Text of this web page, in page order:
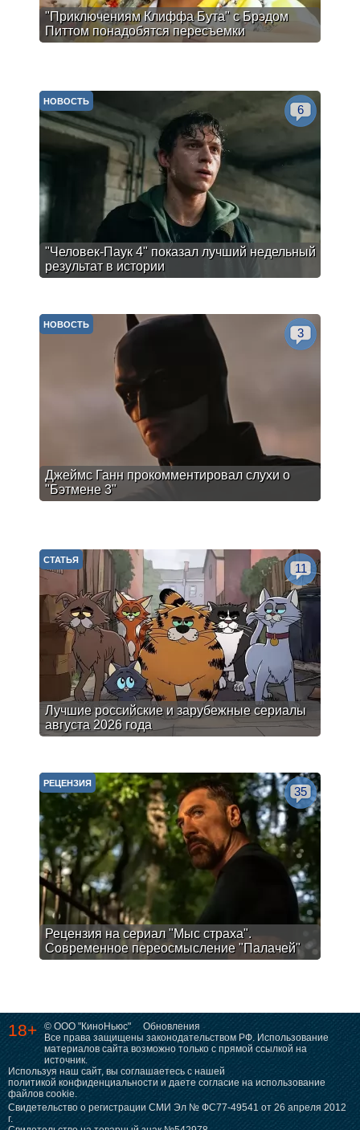
"Приключениям Клиффа Бута" с Брэдом
Питтом понадобятся пересъемки
"Человек-Паук 4" показал лучший недельный
результат в истории
НОВОСТЬ
6
Джеймс Ганн прокомментировал слухи о
"Бэтмене 3"
НОВОСТЬ
3
Лучшие российские и зарубежные сериалы
августа 2026 года
СТАТЬЯ
11
Рецензия на сериал "Мыс страха".
Современное переосмысление "Палачей"
РЕЦЕНЗИЯ
35
18+ © ООО "КиноНьюс"
Обновления
Все права защищены законодательством РФ. Использование
материалов сайта возможно только с прямой ссылкой на
источник.
Используя наш сайт, вы соглашаетесь с нашей
политикой конфиденциальности и даете согласие на использование
файлов cookie.
Свидетельство о регистрации СМИ Эл № ФС77-49541 от 26 апреля 2012
г.